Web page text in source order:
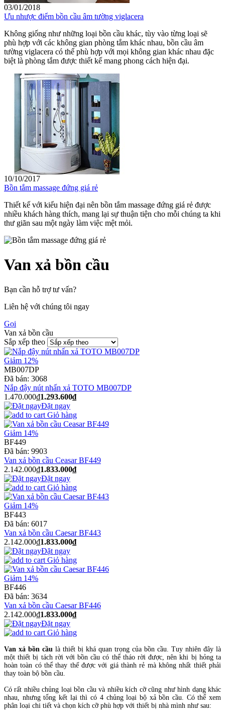
03/01/2018
Ưu nhược điểm bồn cầu âm tường viglacera
Không giống như những loại bồn cầu khác, tùy vào từng loại sẽ
phù hợp với các không gian phòng tắm khác nhau, bồn cầu âm
tường viglacera có thể phù hợp với mọi không gian khác nhau đặc
biệt là phòng tắm được thiết kế mang phong cách hiện đại.
10/10/2017
Bồn tắm massage đứng giá rẻ
Thiết kế với kiểu hiện đại nên bồn tắm massage đứng giá rẻ được
nhiều khách hàng thích, mang lại sự thuận tiện cho mỗi chúng ta khi
thư giãn sau một ngày làm việc mệt mỏi.
Van xả bồn cầu
Bạn cần hỗ trợ tư vấn?
Liên hệ với chúng tôi ngay
Gọi
Van xả bồn cầu
Sắp xếp theo
Giảm 12%
MB007DP
Đã bán: 3068
Nắp đậy nút nhấn xả TOTO MB007DP
1.470.000₫1.293.600₫
Đặt ngay
Giỏ hàng
Giảm 14%
BF449
Đã bán: 9903
Van xả bồn cầu Ceasar BF449
2.142.000₫1.833.000₫
Đặt ngay
Giỏ hàng
Giảm 14%
BF443
Đã bán: 6017
Van xả bồn cầu Caesar BF443
2.142.000₫1.833.000₫
Đặt ngay
Giỏ hàng
Giảm 14%
BF446
Đã bán: 3634
Van xả bồn cầu Caesar BF446
2.142.000₫1.833.000₫
Đặt ngay
Giỏ hàng
Van xả bồn cầu là thiết bị khá quan trọng của bồn cầu. Tuy nhiên đây là
một thiết bị tách rời với bồn cầu có thể tháo rời được, nên khi bị hỏng ta
hoàn toàn có thể thay thế được với giá thành rẻ mà không nhất thiết phải
thay toàn bộ bồn cầu.
Có rất nhiều chủng loại bồn cầu và nhiều kích cỡ cũng như hình dạng khác
nhau, nhưng tổng kết lại thì có 4 chủng loại bộ xả bồn cầu. Có thể xem
phân loại chi tiết và chọn kích cỡ phù hợp với thiết bị nhà mình như sau: